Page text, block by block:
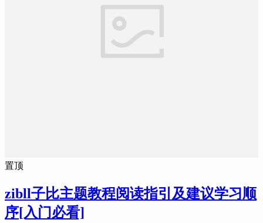
置顶
zibll子比主题教程阅读指引及建议学习顺
序[入门必看]